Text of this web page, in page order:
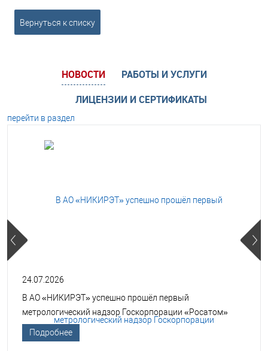
Вернуться к списку
НОВОСТИ
РАБОТЫ И УСЛУГИ
ЛИЦЕНЗИИ И СЕРТИФИКАТЫ
перейти в раздел
24.07.2026
В АО «НИКИРЭТ» успешно прошёл первый
метрологический надзор Госкорпорации «Росатом»
Подробнее